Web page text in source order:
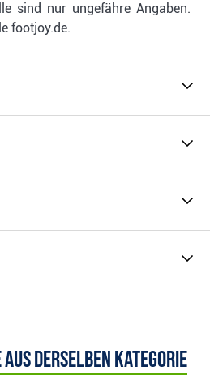
sind nur ungefähre Angaben.
footjoy.de.
derselben Kategorie